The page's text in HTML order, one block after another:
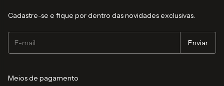
Cadastre-se e fique por dentro das novidades exclusivas.
Meios de pagamento